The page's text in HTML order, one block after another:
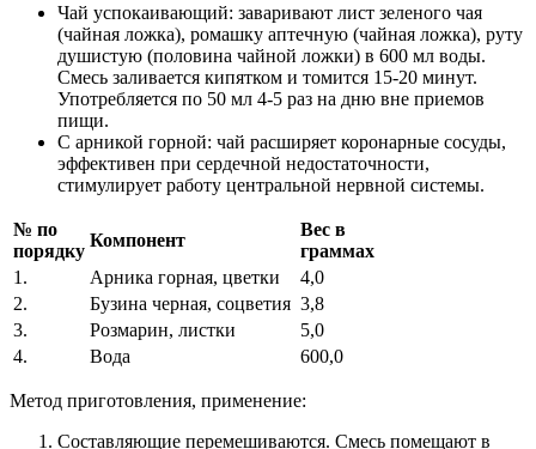
Чай успокаивающий: заваривают лист зеленого чая
(чайная ложка), ромашку аптечную (чайная ложка), руту
душистую (половина чайной ложки) в 600 мл воды.
Смесь заливается кипятком и томится 15-20 минут.
Употребляется по 50 мл 4-5 раз на дню вне приемов
пищи.
С арникой горной: чай расширяет коронарные сосуды,
эффективен при сердечной недостаточности,
стимулирует работу центральной нервной системы.
№ по
порядку
Компонент
Вес в
граммах
1.
Арника горная, цветки
4,0
2.
Бузина черная, соцветия 3,8
3.
Розмарин, листки
5,0
4.
Вода 600,0
Метод приготовления, применение:
Составляющие перемешиваются. Смесь помещают в